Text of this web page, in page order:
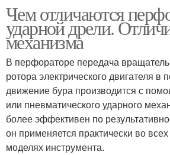
Чем отличаются
ударной дрели.
механизма
В перфораторе передача
ротора электрического двигателя в
движение бура производится с
или пневматического ударного
более эффективен по
он применяется практически во
моделях инструмента.